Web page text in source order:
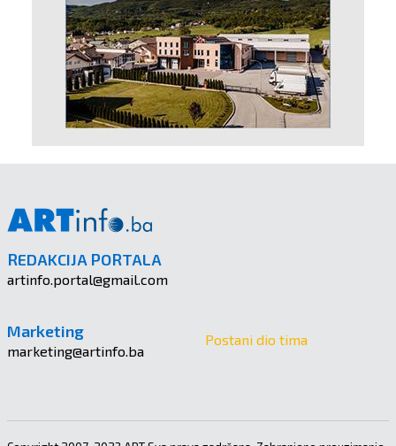
REDAKCIJA PORTALA
artinfo.portal@gmail.com
Marketing
marketing@artinfo.ba
Postani dio tima